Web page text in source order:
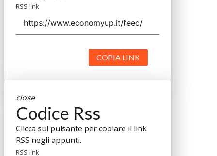
RSS link
COPIA LINK
close
Codice Rss
Clicca sul pulsante per copiare il link
RSS negli appunti.
RSS link